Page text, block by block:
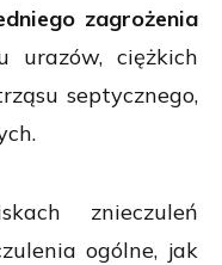
zagrożenia
urazów, ciężkich
septycznego,
znieczuleń
ogólne, jak